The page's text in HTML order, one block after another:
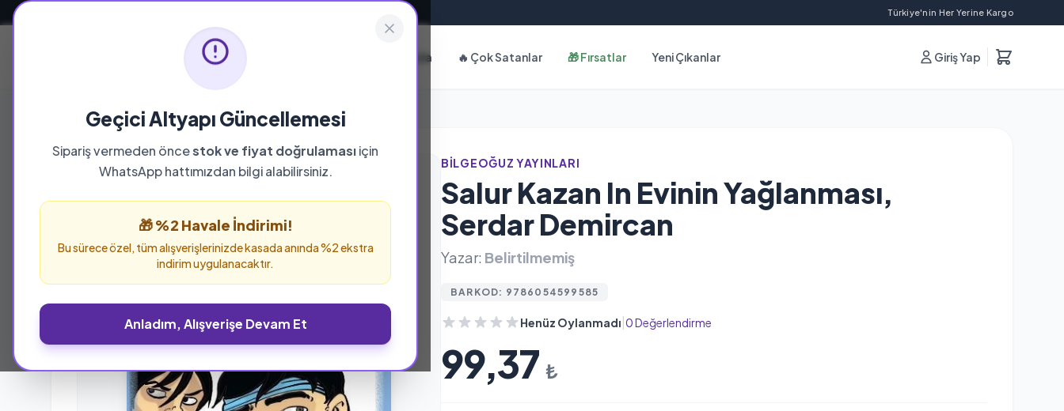
Geçici Altyapı Güncellemesi
Sipariş vermeden öncestok ve fiyat doğrulamasıiçin
WhatsApp hattımızdan bilgi alabilirsiniz.
🎁 %2 Havale İndirimi!
Bu sürece özel, tüm alışverişlerinizde kasada anında %2 ekstra
indirim uygulanacaktır.
Anladım, Alışverişe Devam Et
Türkiye'nin Her Yerine Kargo
Hakkımızda 🔥 Çok Satanlar 🎁 Fırsatlar Yeni Çıkanlar Giriş Yap
BILGEOĞUZ YAYINLARI
Salur Kazan In Evinin Yağlanması,
Serdar Demircan
Yazar: Belirtilmemiş
BARKOD: 9786054599585
Henüz Oylanmadı 0 Değerlendirme
99,37 ₺